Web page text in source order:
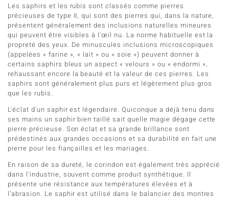
Les saphirs et les rubis sont classés comme pierres
précieuses de type II, qui sont des pierres qui, dans la nature,
présentent généralement des inclusions naturelles mineures
qui peuvent être visibles à l'œil nu. La norme habituelle est la
propreté des yeux. De minuscules inclusions microscopiques
(appelées « farine », « lait » ou « soie ») peuvent donner à
certains saphirs bleus un aspect « velours » ou « endormi »,
rehaussant encore la beauté et la valeur de ces pierres. Les
saphirs sont généralement plus purs et légèrement plus gros
que les rubis.
L'éclat d'un saphir est légendaire. Quiconque a déjà tenu dans
ses mains un saphir bien taillé sait quelle magie dégage cette
pierre précieuse. Son éclat et sa grande brillance sont
prédestinés aux grandes occasions et sa durabilité en fait une
pierre pour les fiançailles et les mariages.
En raison de sa dureté, le corindon est également très apprécié
dans l'industrie, souvent comme produit synthétique. Il
présente une résistance aux températures élevées et à
l’abrasion. Le saphir est utilisé dans le balancier des montres